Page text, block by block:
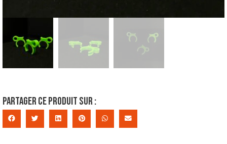
Partager ce produit sur :